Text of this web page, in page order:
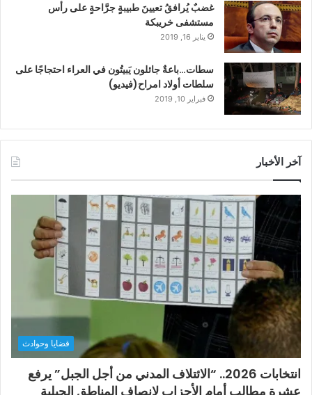
غضبٌ يُرافقُ تعيينَ طبيبةٍ جرَّاحةٍ على رأس
مستشفى خريبكة
يناير 16, 2019
سطات…باعةٌ جائلون يَبيتُون في العراء احتجاجًا على
سلطات أولاد امراح(فيديو)
فبراير 10, 2019
آخر الأخبار
قضايا وحوادث
انتخابات 2026.. “الائتلاف المدني من أجل الجبل” يرفع
عشرة مطالب أمام الأحزاب لإنصاف المناطق الجبلية